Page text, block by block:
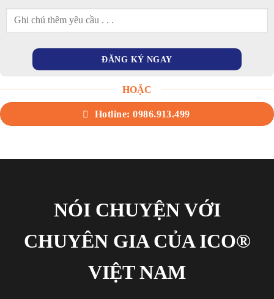
HOẶC
Hotline: 0986.913.499
NÓI CHUYỆN VỚI
CHUYÊN GIA CỦA ICO®
VIỆT NAM